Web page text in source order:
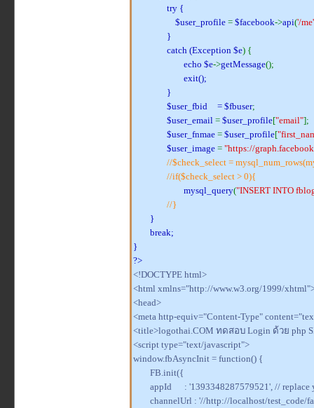
try {
$user_profile = $facebook->api('/me'
}
catch (Exception $e) {
echo $e->getMessage();
exit();
}
$user_fbid
= $fbuser;
$user_email = $user_profile["email"];
$user_fnmae = $user_profile[
$user_image = "https://
//$check_select =
//if($check_select > 0){
mysql_query("INSERT INTO
//}
}
break;
}
?>
<!DOCTYPE html>
<html xmlns="http://www.w3.org/1999/
<head>
<meta http-equiv="Content-Type"
<title>logothai.COM ทดสอบ Login ด้วย php
<script type="text/javascript">
window.fbAsyncInit = function() {
FB.init({
appId : '1393348287579521', // replace
channelUrl : '//http://localhost/test_code/